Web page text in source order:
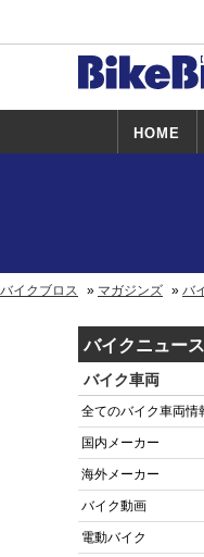
HOME
バイクブロス マガジンズ バ
バイクニュース
バイク車両
全てのバイク車両情
国内メーカー
海外メーカー
バイク動画
電動バイク